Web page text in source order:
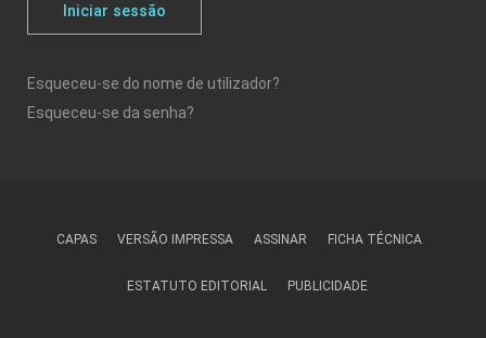
Iniciar sessão
Esqueceu-se do nome de utilizador?
Esqueceu-se da senha?
CAPAS VERSÃO IMPRESSA ASSINAR FICHA TÉCNICA
ESTATUTO EDITORIAL PUBLICIDADE